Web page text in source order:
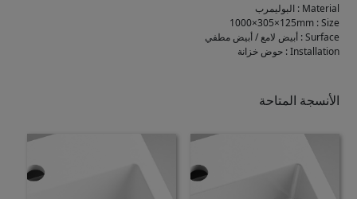
Material
: البوليمرب
Size
:
1000×305×125mm
Surface
: أبيض لامع / أبيض مطفي
Installation
: حوض خزانة
الأنسجة المتاحة